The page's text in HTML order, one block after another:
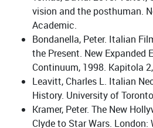
vision and the posthuman.
Academic.
Bondanella, Peter. Italian
the Present. New Expanded
Continuum, 1998. Kapitola
Leavitt, Charles L. Italian
History. University of
Kramer, Peter. The New
Clyde to Star Wars. London: